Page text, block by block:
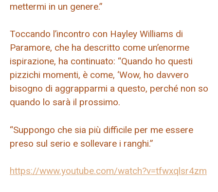
mettermi in un genere.”
Toccando l’incontro con Hayley Williams di
Paramore, che ha descritto come un’enorme
ispirazione, ha continuato: “Quando ho questi
pizzichi momenti, è come, ‘Wow, ho davvero
bisogno di aggrapparmi a questo, perché non so
quando lo sarà il prossimo.
“Suppongo che sia più difficile per me essere
preso sul serio e sollevare i ranghi.”
https://www.youtube.com/watch?v=tfwxqlsr4zm